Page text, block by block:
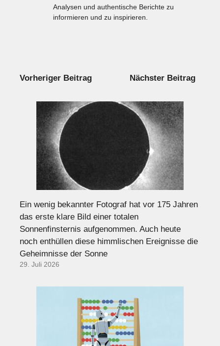
Analysen und authentische Berichte zu
informieren und zu inspirieren.
Vorheriger Beitrag Nächster Beitrag
Ein wenig bekannter Fotograf hat vor 175 Jahren
das erste klare Bild einer totalen
Sonnenfinsternis aufgenommen. Auch heute
noch enthüllen diese himmlischen Ereignisse die
Geheimnisse der Sonne
29. Juli 2026